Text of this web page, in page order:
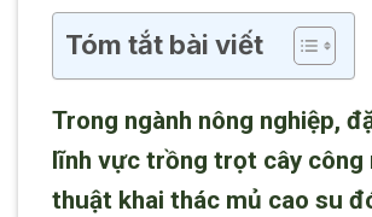
Tóm tắt bài viết
Trong ngành nông nghiệp,
lĩnh vực trồng trọt cây công
thuật khai thác mủ cao su